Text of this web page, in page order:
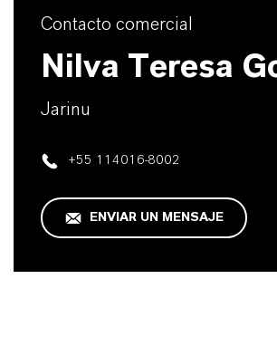
Contacto comercial
Nilva Teresa
Jarinu
+55 114016-8002
ENVIAR UN MENSAJE